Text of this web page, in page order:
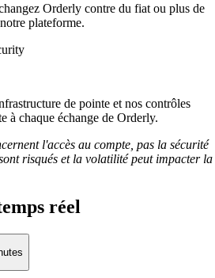
Orderly contre du fiat ou plus de
plateforme.
de pointe et nos contrôles
à chaque échange de Orderly.
l'accès au compte, pas la sécurité
risqués et la volatilité peut impacter la
réel